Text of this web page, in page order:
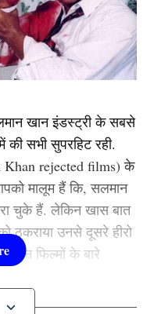
खान इंडस्ट्री के सबसे
सभी सुपरहिट रही.
Khan rejected films) के
मालूम हैं कि, सलमान
चुके हैं. लेकिन खास बात
ठुकराया उनसे दूसरे हीरो
इन फिल्मों के बारे